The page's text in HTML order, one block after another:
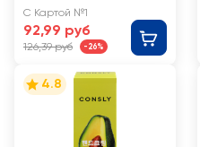
тканевая
С Картой №1
92,99 руб
126,39 руб -26%
4.8